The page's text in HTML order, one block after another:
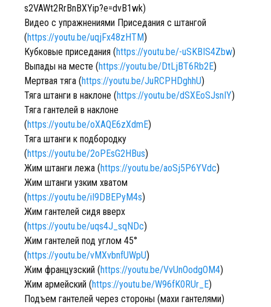
s2VAWt2RrBnBXYip?e=dvB1wk) ⠀
Видео с упражнениями Приседания с штангой
(https://youtu.be/uqjFx48zHTM)
Кубковые приседания (https://youtu.be/-uSKBIS4Zbw)
Выпады на месте (https://youtu.be/DtLjBT6Rb2E)
Мертвая тяга (https://youtu.be/JuRCPHDghhU)
Тяга штанги в наклоне (https://youtu.be/dSXEoSJsnIY)
Тяга гантелей в наклоне
(https://youtu.be/oXAQE6zXdmE)
Тяга штанги к подбородку
(https://youtu.be/2oPEsG2HBus)
Жим штанги лежа (https://youtu.be/aoSj5P6YVdc)
Жим штанги узким хватом
(https://youtu.be/iI9DBEPyM4s)
Жим гантелей сидя вверх
(https://youtu.be/uqs4J_sqNDc)
Жим гантелей под углом 45°
(https://youtu.be/vMXvbnfUWpU)
Жим французский (https://youtu.be/VvUnOodgOM4)
Жим армейский (https://youtu.be/W96fK0RUr_E)
Подъем гантелей через стороны (махи гантелями)